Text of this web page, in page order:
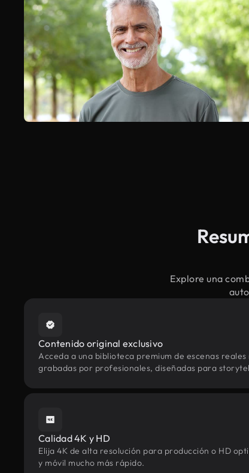
Explore una
Contenido original exclusivo
Acceda a una biblioteca premium de escenas
grabadas por profesionales, diseñadas para
Calidad 4K y HD
Elija 4K de alta resolución para producción o HD
y móvil mucho más rápido.